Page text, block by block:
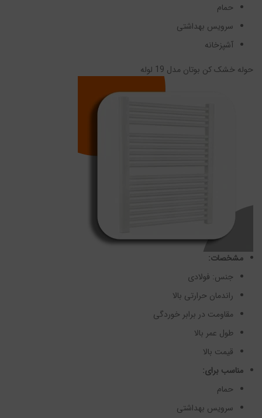
حمام
سرویس بهداشتی
آشپزخانه
حوله خشک کن بوتان مدل 19 لوله
مشخصات:
جنس: فولادی
راندمان حرارتی بالا
مقاومت در برابر خوردگی
طول عمر بالا
قیمت بالا
مناسب برای:
حمام
سرویس بهداشتی